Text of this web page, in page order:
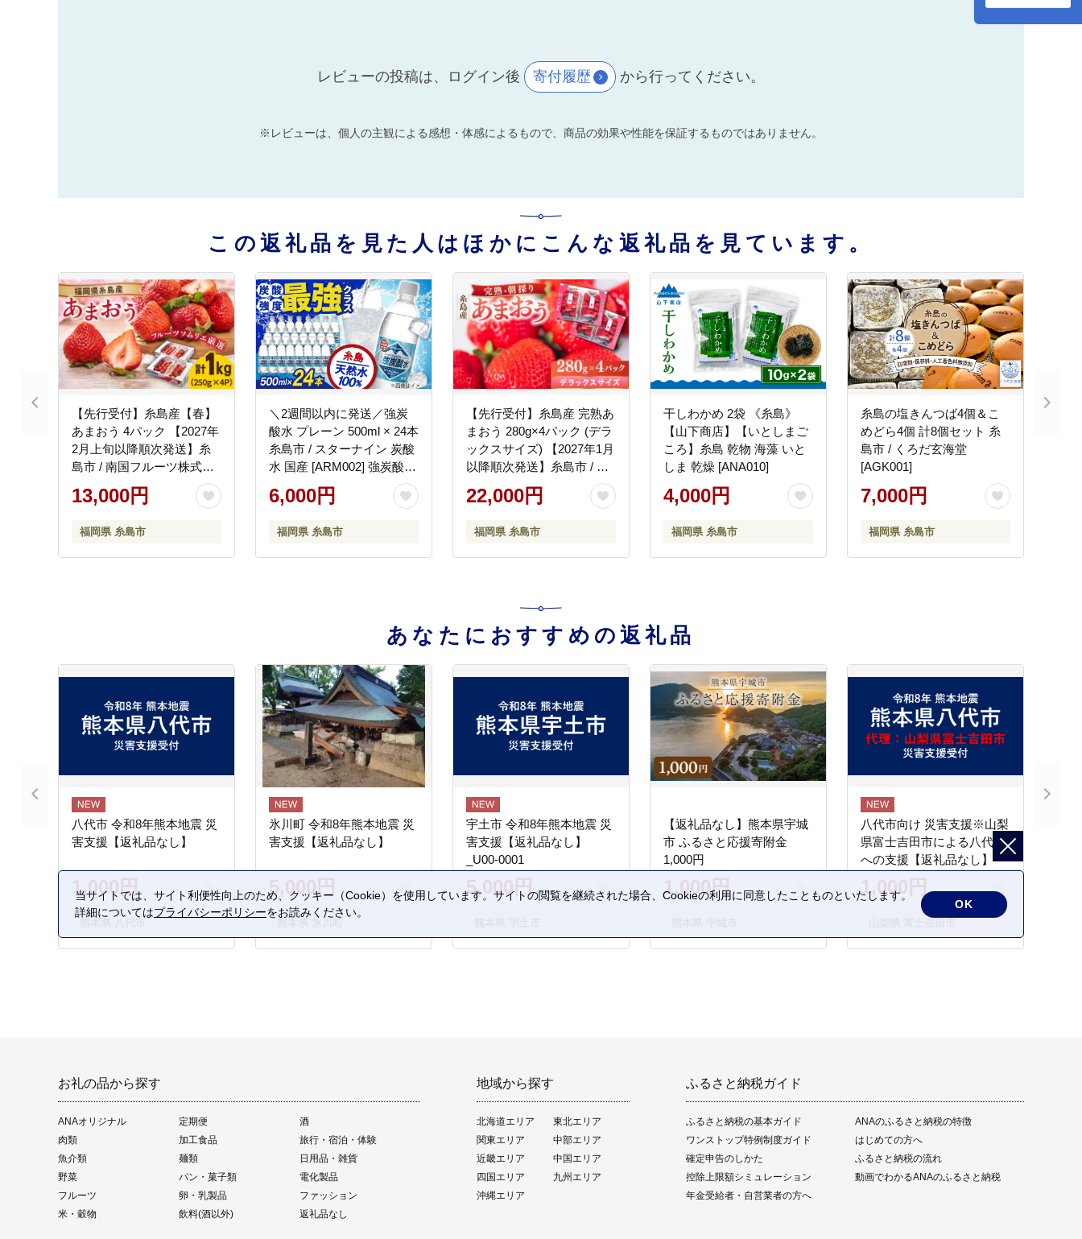
レビューの投稿は、ログイン後 寄付履歴 から行ってください。
※レビューは、個人の主観による感想・体感によるもので、商品の効果や性能を保証するものではありません。
この返礼品を見た人はほかにこんな返礼品を見ています。
【先行受付】糸島産【春】
あまおう 4パック 【2027年
2月上旬以降順次発送】糸
島市 / 南国フルーツ株式会
社 [AIK008]
13,000円
福岡県 糸島市
＼2週間以内に発送／強炭
酸水 プレーン 500ml × 24本
糸島市 / スターナイン 炭酸
水 国産 [ARM002] 強炭酸
炭酸水 無糖 ノンシュガー
まとめ買い 箱買い すぐ届
6,000円
福岡県 糸島市
【先行受付】糸島産 完熟あ
まおう 280g×4パック (デラ
ックスサイズ) 【2027年1月
以降順次発送】糸島市 / 小
河農園 いちご 果物
[AJN002]
22,000円
福岡県 糸島市
干しわかめ 2袋 《糸島》
【山下商店】【いとしまご
ころ】糸島 乾物 海藻 いと
しま 乾燥 [ANA010]
4,000円
福岡県 糸島市
糸島の塩きんつば4個＆こ
めどら4個 計8個セット 糸
島市 / くろだ玄海堂
[AGK001]
7,000円
福岡県 糸島市
あなたにおすすめの返礼品
八代市 令和8年熊本地震 災
害支援【返礼品なし】
1,000円
氷川町 令和8年熊本地震 災
害支援【返礼品なし】
5,000円
宇土市 令和8年熊本地震 災
害支援【返礼品なし】
_U00-0001
5,000円
【返礼品なし】熊本県宇城
市 ふるさと応援寄附金
1,000円
1,000円
八代市向け 災害支援※山梨
県富士吉田市による八代市
への支援【返礼品なし】
1,000円
お礼の品から探す
ANAオリジナル 定期便
酒
肉類
加工食品
旅行・宿泊・体験
魚介類
麺類
日用品・雑貨
野菜
パン・菓子類
電化製品
フルーツ
卵・乳製品
ファッション
米・穀物
飲料(酒以外) 返礼品なし
地域から探す
北海道エリア
東北エリア
関東エリア
中部エリア
近畿エリア
中国エリア
四国エリア
九州エリア
沖縄エリア
ふるさと納税ガイド
ふるさと納税の基本ガイド
ANAのふるさと納税の特徴
ワンストップ特例制度ガイド
はじめての方へ
確定申告のしかた
ふるさと納税の流れ
控除上限額シミュレーション
動画でわかるANAのふるさと納税
年金受給者・自営業者の方へ
当サイトでは、サイト利便性向上のため、クッキー（Cookie）を使用しています。サイトの閲覧を継続された場合、Cookieの利用に同意したことものといたします。
詳細についてはプライバシーポリシーをお読みください。
OK